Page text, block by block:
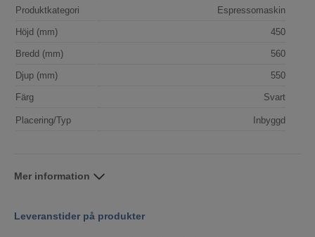
Produktkategori Espressomaskin
Höjd (mm) 450
Bredd (mm) 560
Djup (mm) 550
Färg Svart
Placering/Typ Inbyggd
Mer information
Leveranstider på produkter